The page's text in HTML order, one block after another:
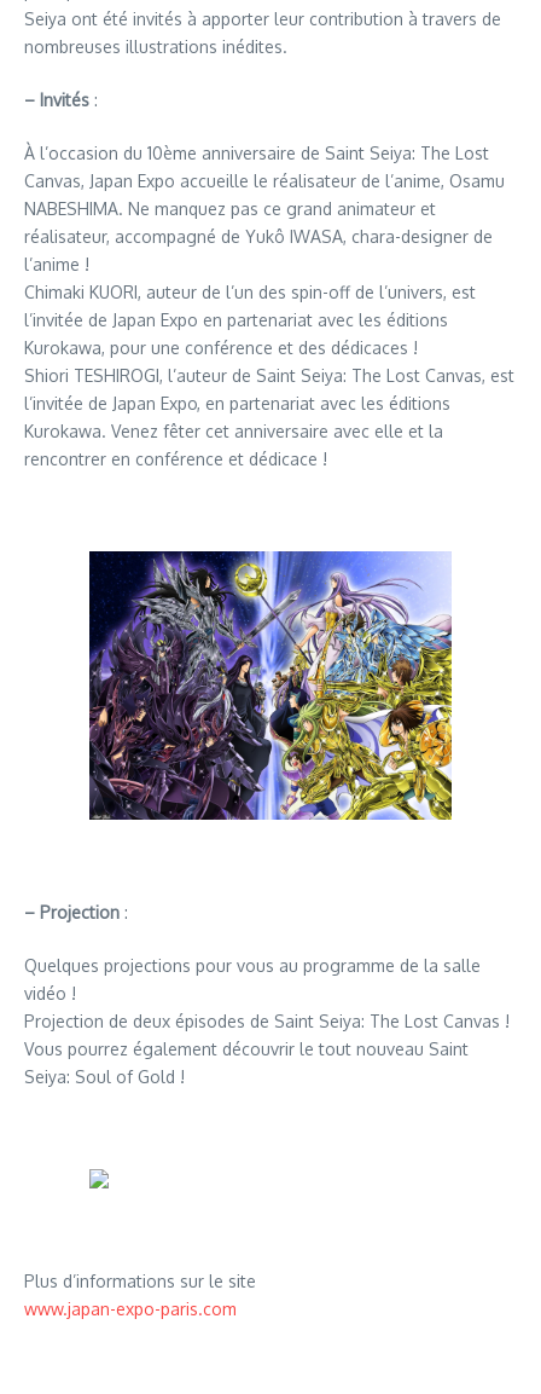
Seiya ont été invités à apporter leur contribution à travers de
nombreuses illustrations inédites.
– Invités :
À l’occasion du 10ème anniversaire de Saint Seiya: The Lost
Canvas, Japan Expo accueille le réalisateur de l’anime, Osamu
NABESHIMA. Ne manquez pas ce grand animateur et
réalisateur, accompagné de Yukô IWASA, chara-designer de
l’anime !
Chimaki KUORI, auteur de l’un des spin-off de l’univers, est
l’invitée de Japan Expo en partenariat avec les éditions
Kurokawa, pour une conférence et des dédicaces !
Shiori TESHIROGI, l’auteur de Saint Seiya: The Lost Canvas, est
l’invitée de Japan Expo, en partenariat avec les éditions
Kurokawa. Venez fêter cet anniversaire avec elle et la
rencontrer en conférence et dédicace !
– Projection :
Quelques projections pour vous au programme de la salle
vidéo !
Projection de deux épisodes de Saint Seiya: The Lost Canvas !
Vous pourrez également découvrir le tout nouveau Saint
Seiya: Soul of Gold !
Plus d’informations sur le site
www.japan-expo-paris.com